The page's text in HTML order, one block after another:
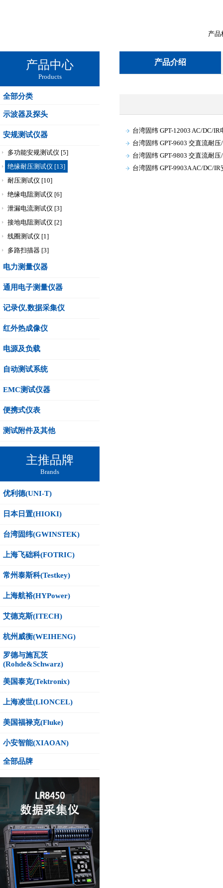
产品
产品中心
Products
全部分类
示波器及探头
安规测试仪器
多功能安规测试仪 [5]
绝缘耐压测试仪 [13]
耐压测试仪 [10]
绝缘电阻测试仪 [6]
泄漏电流测试仪 [3]
接地电阻测试仪 [2]
线圈测试仪 [1]
多路扫描器 [3]
电力测量仪器
通用电子测量仪器
记录仪,数据采集仪
红外热成像仪
电源及负载
自动测试系统
EMC测试仪器
便携式仪表
测试附件及其他
主推品牌
Brands
优利德(UNI-T)
日本日置(HIOKI)
台湾固纬(GWINSTEK)
上海飞础科(FOTRIC)
常州泰斯科(Testkey)
上海航裕(HYPower)
艾德克斯(ITECH)
杭州威衡(WEIHENG)
罗德与施瓦茨
(Rohde&Schwarz)
美国泰克(Tektronix)
上海凌世(LIONCEL)
美国福禄克(Fluke)
小安智能(XIAOAN)
全部品牌
产品介绍
台湾固纬 GPT-12003 AC/DC/
台湾固纬 GPT-9603 交直流耐
台湾固纬 GPT-9803 交直流耐
台湾固纬 GPT-9903A AC/DC/